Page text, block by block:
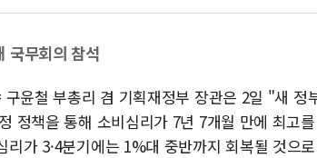
국무회의 참석
윤철 부총리 겸 기획재정부 장관은 2일 "새 정
정책을 통해 소비심리가 7년 7개월 만에 최고
리가 3·4분기에는 1%대 중반까지 회복될 것으